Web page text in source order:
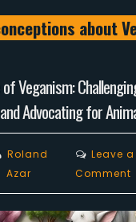
about
Veganism:
Advocating for
Roland
Azar
Leave a
Comment